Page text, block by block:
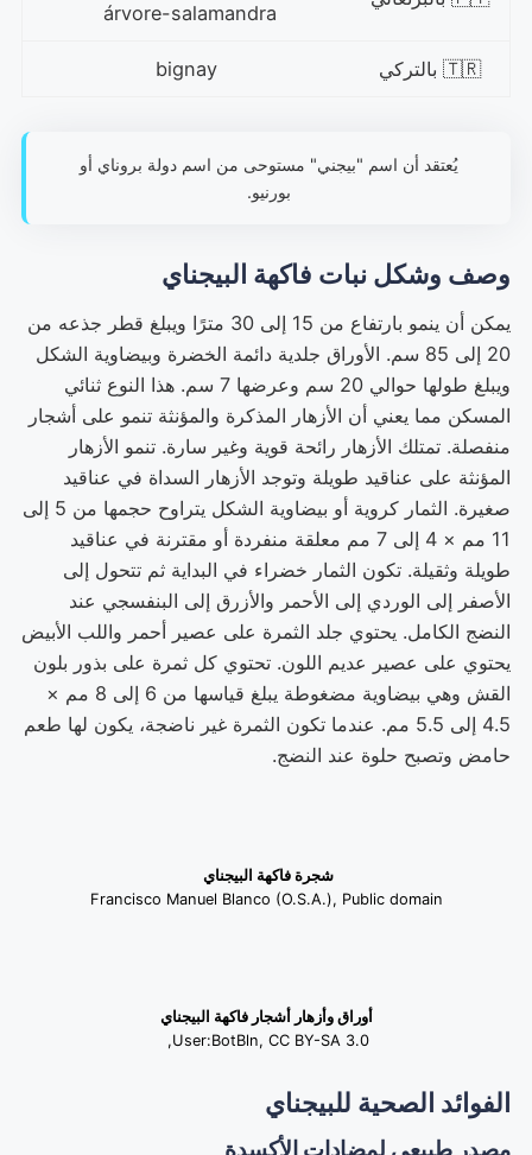
árvore-salamandra
🇹🇷 بالتركي
يُعتقد أن اسم "بيجني" مستوحى من اسم دولة بروناي أو
بورنيو.
وصف وشكل نبات فاكهة البيجناي
يمكن أن ينمو بارتفاع من 15 إلى 30 مترًا ويبلغ قطر جذعه من
20 إلى 85 سم. الأوراق جلدية دائمة الخضرة وبيضاوية الشكل
ويبلغ طولها حوالي 20 سم وعرضها 7 سم. هذا النوع ثنائي
المسكن مما يعني أن الأزهار المذكرة والمؤنثة تنمو على أشجار
منفصلة. تمتلك الأزهار رائحة قوية وغير سارة. تنمو الأزهار
المؤنثة على عناقيد طويلة وتوجد الأزهار السداة في عناقيد
صغيرة. الثمار كروية أو بيضاوية الشكل يتراوح حجمها من 5 إلى
11 مم × 4 إلى 7 مم معلقة منفردة أو مقترنة في عناقيد
طويلة وثقيلة. تكون الثمار خضراء في البداية ثم تتحول إلى
الأصفر إلى الوردي إلى الأحمر والأزرق إلى البنفسجي عند
النضج الكامل. يحتوي جلد الثمرة على عصير أحمر واللب الأبيض
يحتوي على عصير عديم اللون. تحتوي كل ثمرة على بذور بلون
القش وهي بيضاوية مضغوطة يبلغ قياسها من 6 إلى 8 مم ×
4.5 إلى 5.5 مم. عندما تكون الثمرة غير ناضجة، يكون لها طعم
حامض وتصبح حلوة عند النضج.
شجرة فاكهة البيجناي
Francisco Manuel Blanco (O.S.A.), Public domain
أوراق وأزهار أشجار فاكهة البيجناي
User:BotBln, CC BY-SA 3.0,
الفوائد الصحية للبيجناي
مصدر طبيعي لمضادات الأكسدة